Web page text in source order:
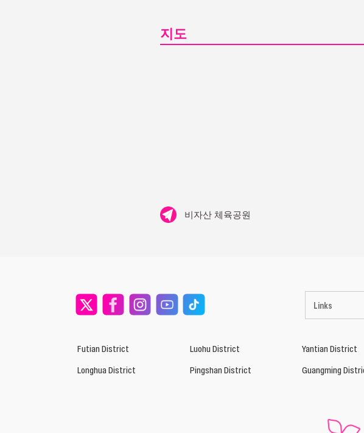
지도
비자산 체육공원
Links
Futian District Luohu District Yantian District
Longhua District
Pingshan District Guangming